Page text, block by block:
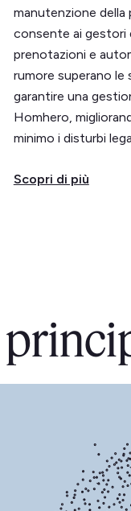
manutenzione
consente ai gestori
prenotazioni e
rumore superano
garantire una
Homhero,
minimo i disturbi
Scopri di più